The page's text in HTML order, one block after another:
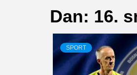
Dan: 16.
SPORT